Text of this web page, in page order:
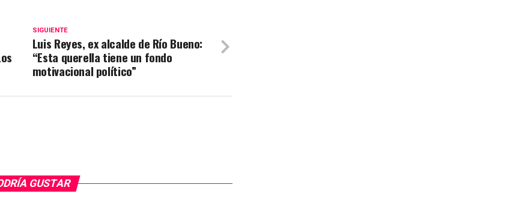
SIGUIENTE
Luis Reyes, ex alcalde de Río Bueno:
“Esta querella tiene un fondo
motivacional político”
GUSTAR